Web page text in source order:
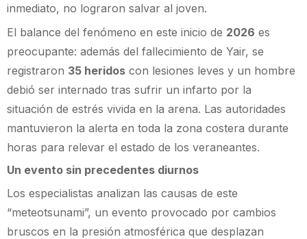
inmediato, no lograron salvar al joven.
El balance del fenómeno en este inicio de 2026 es
preocupante: además del fallecimiento de Yair, se
registraron 35 heridos con lesiones leves y un hombre
debió ser internado tras sufrir un infarto por la
situación de estrés vivida en la arena. Las autoridades
mantuvieron la alerta en toda la zona costera durante
horas para relevar el estado de los veraneantes.
Un evento sin precedentes diurnos
Los especialistas analizan las causas de este
“meteotsunami”, un evento provocado por cambios
bruscos en la presión atmosférica que desplazan